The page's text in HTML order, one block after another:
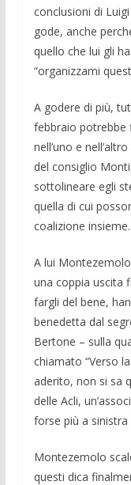
conclusioni di
gode, anche
quello che lui gli
“organizzami
A godere di più,
febbraio potrebbe
nell’uno e
del consiglio
sottolineare egli
quel­la di cui
coalizione insieme.
A lui
una coppia uscita
fargli del bene,
benedetta dal
Bertone – sulla
chiamato “Verso
aderito, non si sa
delle Acli,
forse più a sinistra
Montezemolo
questi dica